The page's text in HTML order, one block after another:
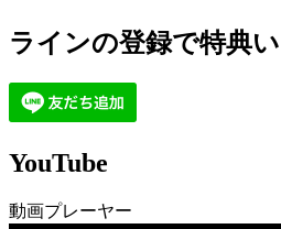
ラインの登録で特典
YouTube
動画プレーヤー